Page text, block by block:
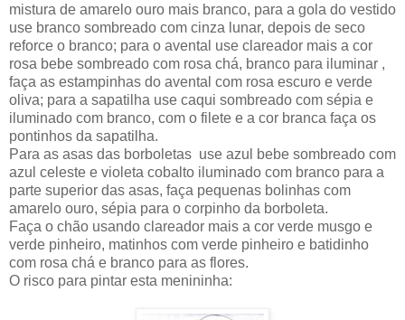
mistura de amarelo ouro mais branco, para a gola do vestido
use branco sombreado com cinza lunar, depois de seco
reforce o branco; para o avental use clareador mais a cor
rosa bebe sombreado com rosa chá, branco para iluminar ,
faça as estampinhas do avental com rosa escuro e verde
oliva; para a sapatilha use caqui sombreado com sépia e
iluminado com branco, com o filete e a cor branca faça os
pontinhos da sapatilha.
Para as asas das borboletas use azul bebe sombreado com
azul celeste e violeta cobalto iluminado com branco para a
parte superior das asas, faça pequenas bolinhas com
amarelo ouro, sépia para o corpinho da borboleta.
Faça o chão usando clareador mais a cor verde musgo e
verde pinheiro, matinhos com verde pinheiro e batidinho
com rosa chá e branco para as flores.
O risco para pintar esta menininha: